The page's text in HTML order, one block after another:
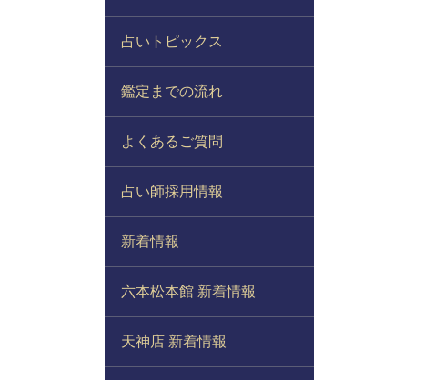
占いトピックス
鑑定までの流れ
よくあるご質問
占い師採用情報
新着情報
六本松本館 新着情報
天神店 新着情報